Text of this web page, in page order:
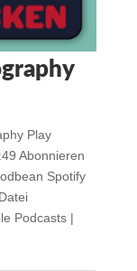
Play
Abonnieren
Spotify
Podcasts |